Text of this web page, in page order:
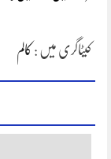
کیٹاگری میں : کالم